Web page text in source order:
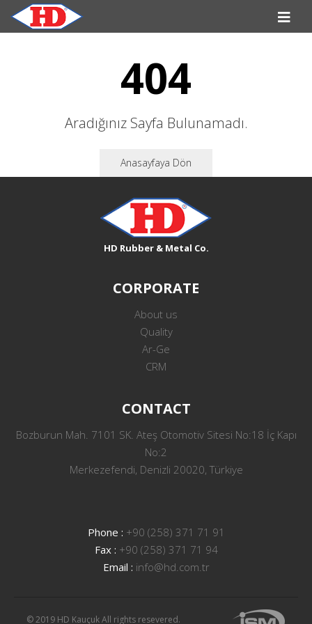
404
Aradığınız Sayfa Bulunamadı.
Anasayfaya Dön
HD Rubber & Metal Co.
CORPORATE
About us
Quality
Ar-Ge
CRM
CONTACT
Bozburun Mah. 7101 SK. Ateş Otomotiv Sitesi No:18 İç Kapı
No:2
Merkezefendi, Denizli 20020, Türkiye
Phone : +90 (258) 371 71 91
Fax : +90 (258) 371 71 94
Email : info@hd.com.tr
© 2019 HD Kauçuk All rights resevered.